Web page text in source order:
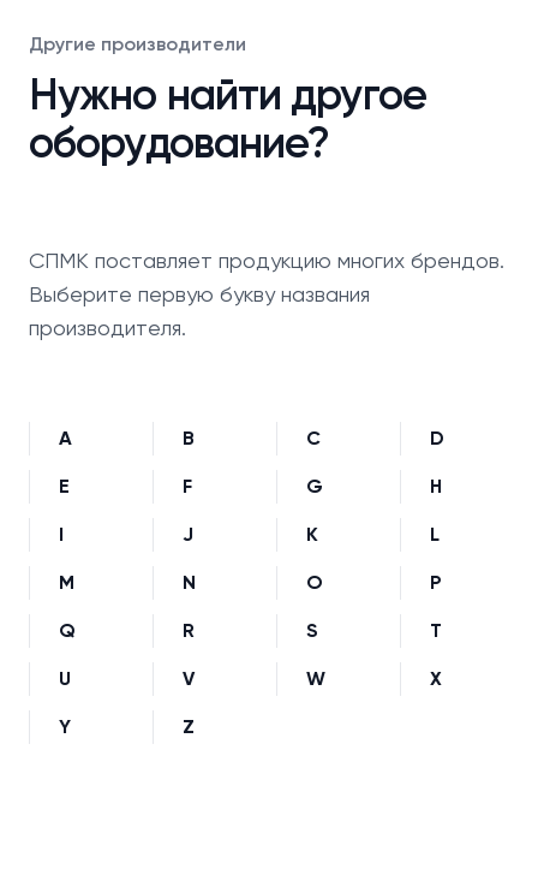
Другие производители
Нужно найти другое
оборудование?
СПМК поставляет продукцию многих брендов.
Выберите первую букву названия
производителя.
A B C D
E F G H
I J K L
M N O P
Q R S T
U V W X
Y Z